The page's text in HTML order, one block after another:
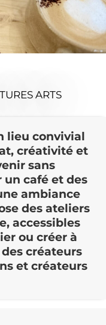
ARTS
lieu convivial
créativité et
sans
un café et des
ambiance
des ateliers
accessibles
ou créer à
créateurs
et créateurs